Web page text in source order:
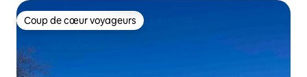
Coup de cœur voyageurs
Coup de cœur voyageurs